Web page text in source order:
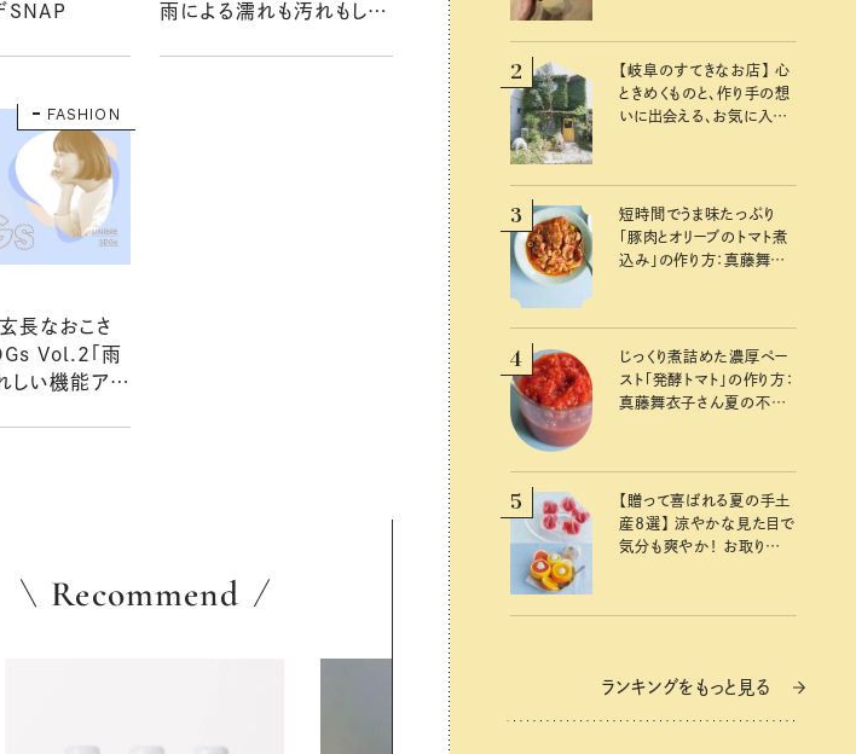
SNAP
雨による濡れも汚れもしっ
FASHION
長なおこさ
Vol.2「雨
しい機能アイ
Recommend
2
【岐阜のすてきなお店】 心
ときめくものと、作り手の想
いに出会える、お気に入り
3
短時間でうま味たっぷり
「豚肉とオリーブのトマト煮
込み」の作り方：真藤舞衣
4
じっくり煮詰めた濃厚ペー
スト「発酵トマト」の作り方：
真藤舞衣子さん夏の不調
5
【贈って喜ばれる夏の手土
産８選】 涼やかな見た目で
気分も爽やか！ お取り寄
ランキングをもっと見る